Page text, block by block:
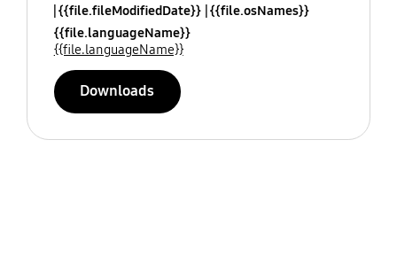
{{file.fileModifiedDate}} {{file.osNames}}
{{file.languageName}}
{{file.languageName}}
Downloads